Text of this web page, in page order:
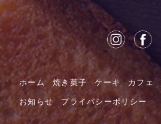
ホーム 焼き菓子 ケーキ カフェ
お知らせ プライバシーポリシー